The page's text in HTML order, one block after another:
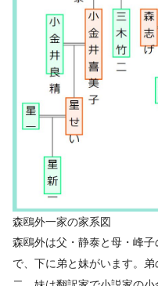
森鴎外一家の家系図
森鴎外は父・静泰と母・峰
で、下に弟と妹がいます。